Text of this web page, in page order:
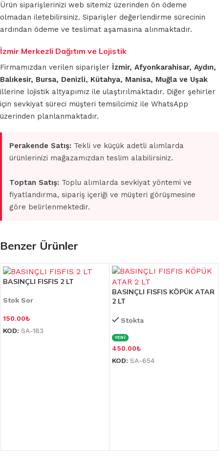
Ürün siparişlerinizi web sitemiz üzerinden ön ödeme
olmadan iletebilirsiniz. Siparişler değerlendirme sürecinin
ardından ödeme ve teslimat aşamasına alınmaktadır.
İzmir Merkezli Dağıtım ve Lojistik
Firmamızdan verilen siparişler İzmir, Afyonkarahisar, Aydın,
Balıkesir, Bursa, Denizli, Kütahya, Manisa, Muğla ve Uşak
illerine lojistik altyapımız ile ulaştırılmaktadır. Diğer şehirler
için sevkiyat süreci müşteri temsilcimiz ile WhatsApp
üzerinden planlanmaktadır.
Perakende Satış: Tekli ve küçük adetli alımlarda
ürünlerinizi mağazamızdan teslim alabilirsiniz.
Toptan Satış: Toplu alımlarda sevkiyat yöntemi ve
fiyatlandırma, sipariş içeriği ve müşteri görüşmesine
göre belirlenmektedir.
Benzer Ürünler
BASINÇLI FISFIS 2 LT
Stok Sor
150.00₺
KOD: SA-183
BASINÇLI FISFIS KÖPÜK ATAR
2 LT
Stokta
YENİ
450.00₺
KOD: SA-654